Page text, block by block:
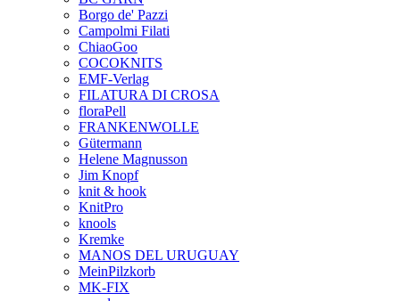
Borgo de' Pazzi
Campolmi Filati
ChiaoGoo
COCOKNITS
EMF-Verlag
FILATURA DI CROSA
floraPell
FRANKENWOLLE
Gütermann
Helene Magnusson
Jim Knopf
knit & hook
KnitPro
knools
Kremke
MANOS DEL URUGUAY
MeinPilzkorb
MK-FIX